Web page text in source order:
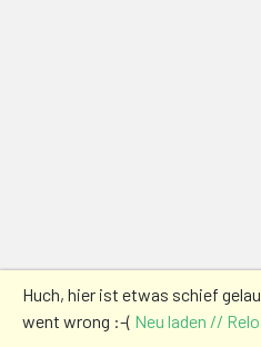
Huch, hier ist etwas schief
went wrong :-( Neu laden //